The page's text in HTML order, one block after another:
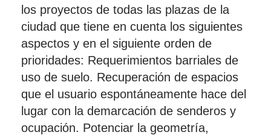
los proyectos de todas las plazas de la
ciudad que tiene en cuenta los siguientes
aspectos y en el siguiente orden de
prioridades: Requerimientos barriales de
uso de suelo. Recuperación de espacios
que el usuario espontáneamente hace del
lugar con la demarcación de senderos y
ocupación. Potenciar la geometría,